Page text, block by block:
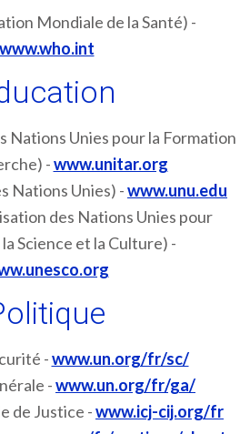
Mondiale de la Santé) -
www.who.int
Nations Unies pour la Formation
-www.unitar.org
Nations Unies) -www.unu.edu
des Nations Unies pour
Science et la Culture) -
-www.un.org/fr/sc/
-www.un.org/fr/ga/
de Justice -www.icj-cij.org/fr